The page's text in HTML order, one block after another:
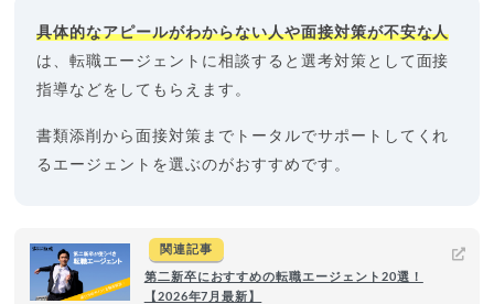
具体的なアピールがわからない人や面接対策が不安な人
は、転職エージェントに相談すると選考対策として面接
指導などをしてもらえます。
書類添削から面接対策までトータルでサポートしてくれ
るエージェントを選ぶのがおすすめです。
関連記事
第二新卒におすすめの転職エージェント20選！
【2026年7月最新】